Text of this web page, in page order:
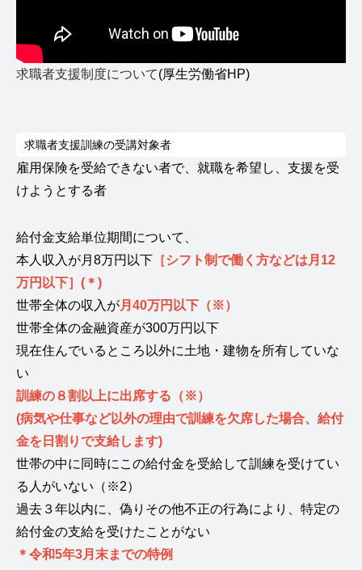
求職者支援制度について(厚生労働省HP)
求職者支援訓練の受講対象者
雇用保険を受給できない者で、就職を希望し、支援を受
けようとする者
給付金支給単位期間について、
本人収入が月8万円以下 ［シフト制で働く方などは月12
万円以下］(＊)
世帯全体の収入が月40万円以下（※）
世帯全体の金融資産が300万円以下
現在住んでいるところ以外に土地・建物を所有していな
い
訓練の８割以上に出席する（※）
(病気や仕事など以外の理由で訓練を欠席した場合、給付
金を日割りで支給します)
世帯の中に同時にこの給付金を受給して訓練を受けてい
る人がいない（※2）
過去３年以内に、偽りその他不正の行為により、特定の
給付金の支給を受けたことがない
＊令和5年3月末までの特例